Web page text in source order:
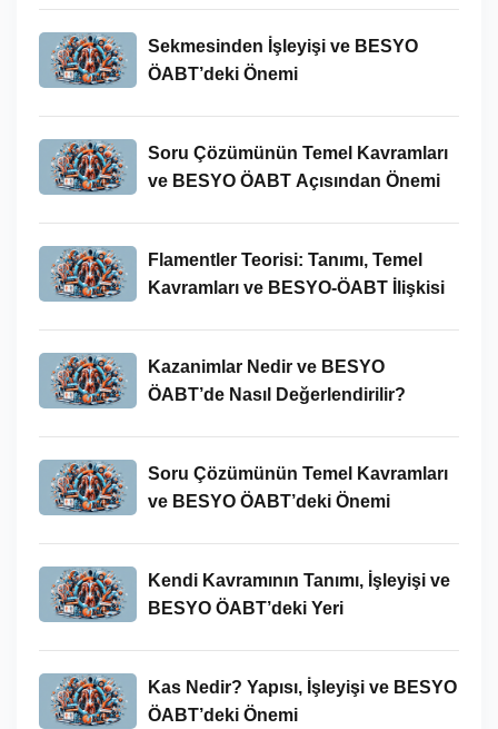
Sekmesinden İşleyişi ve BESYO
ÖABT’deki Önemi
Soru Çözümünün Temel Kavramları
ve BESYO ÖABT Açısından Önemi
Flamentler Teorisi: Tanımı, Temel
Kavramları ve BESYO-ÖABT İlişkisi
Kazanimlar Nedir ve BESYO
ÖABT’de Nasıl Değerlendirilir?
Soru Çözümünün Temel Kavramları
ve BESYO ÖABT’deki Önemi
Kendi Kavramının Tanımı, İşleyişi ve
BESYO ÖABT’deki Yeri
Kas Nedir? Yapısı, İşleyişi ve BESYO
ÖABT’deki Önemi